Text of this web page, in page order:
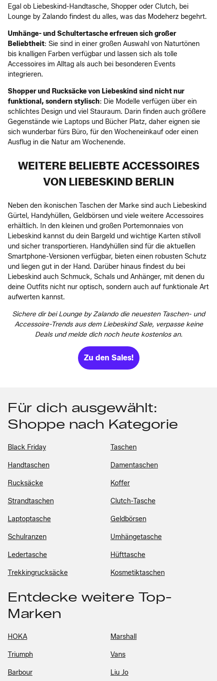
Egal ob Liebeskind-Handtasche, Shopper oder Clutch, bei
Lounge by Zalando findest du alles, was das Modeherz begehrt.
Umhänge- und Schultertasche erfreuen sich großer
Beliebtheit: Sie sind in einer großen Auswahl von Naturtönen
bis knalligen Farben verfügbar und lassen sich als tolle
Accessoires im Alltag als auch bei besonderen Events
integrieren.
Shopper und Rucksäcke von Liebeskind sind nicht nur
funktional, sondern stylisch: Die Modelle verfügen über ein
schlichtes Design und viel Stauraum. Darin finden auch größere
Gegenstände wie Laptops und Bücher Platz, daher eignen sie
sich wunderbar fürs Büro, für den Wocheneinkauf oder einen
Ausflug in die Natur am Wochenende.
WEITERE BELIEBTE ACCESSOIRES
VON LIEBESKIND BERLIN
Neben den ikonischen Taschen der Marke sind auch Liebeskind
Gürtel, Handyhüllen, Geldbörsen und viele weitere Accessoires
erhältlich. In den kleinen und großen Portemonnaies von
Liebeskind kannst du dein Bargeld und wichtige Karten stilvoll
und sicher transportieren. Handyhüllen sind für die aktuellen
Smartphone-Versionen verfügbar, bieten einen robusten Schutz
und liegen gut in der Hand. Darüber hinaus findest du bei
Liebeskind auch Schmuck, Schals und Anhänger, mit denen du
deine Outfits nicht nur optisch, sondern auch auf funktionale Art
aufwerten kannst.
Sichere dir bei Lounge by Zalando die neuesten Taschen- und
Accessoire-Trends aus dem Liebeskind Sale, verpasse keine
Deals und melde dich noch heute kostenlos an.
Zu den Sales!
Für dich ausgewählt:
Shoppe nach Kategorie
Black Friday Taschen
Handtaschen Damentaschen
Rucksäcke Koffer
Strandtaschen Clutch-Tasche
Laptoptasche Geldbörsen
Schulranzen Umhängetasche
Ledertasche Hüfttasche
Trekkingrucksäcke Kosmetiktaschen
Entdecke weitere Top-
Marken
HOKA Marshall
Triumph Vans
Barbour Liu Jo